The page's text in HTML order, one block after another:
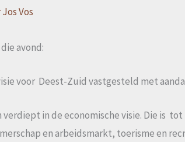
Jos Vos
avond:
voor Deest-Zuid vastgesteld met
verdiept in de economische visie. Die is
en arbeidsmarkt, toerisme en